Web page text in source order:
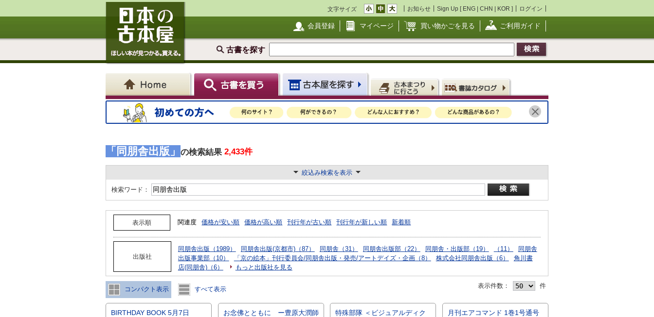
文字サイズ お知らせ Sign Up [ ENG | CHN | KOR ] ログイン
会員登録 マイページ 買い物かごを見る ご利用ガイド
古書を探す
「同朋舎出版」 の検索結果 2,433件
絞込み検索を表示
検索ワード：
表示順 関連度 価格が安い順 価格が高い順 刊行年が古い順 刊行年が新しい順 新着順
出版社
同朋舎出版（1989） 同朋舎出版(京都市)（87） 同朋舎（31） 同朋舎出版部（22） 同朋舎・出版部（19） （11）
同朋舎
出版事業部（10）
「京の絵本」刊行委員会/同朋舎出版・発売/アートデイズ・企画（8） 株式会社同朋舎出版（6）
角川書
店(同朋舎)（6）
もっと出版社を見る
コンパクト表示 すべて表示 表示件数： 件
BIRTHDAY BOOK 5月7日
お念佛とともに ー豊原大潤師
特殊部隊 ＜ビジュアルディク
月刊エアコマンド 1巻1号通号